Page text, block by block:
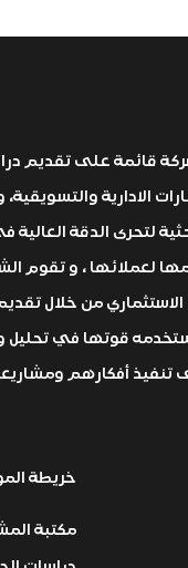
قائمة على تقديم
الادارية
لتحرى الدقة
لعملائها ، و تقوم
الاستثماري من خلال
قوتها في تحليل
تنفيذ أفكارهم
خريطة
مكتبة